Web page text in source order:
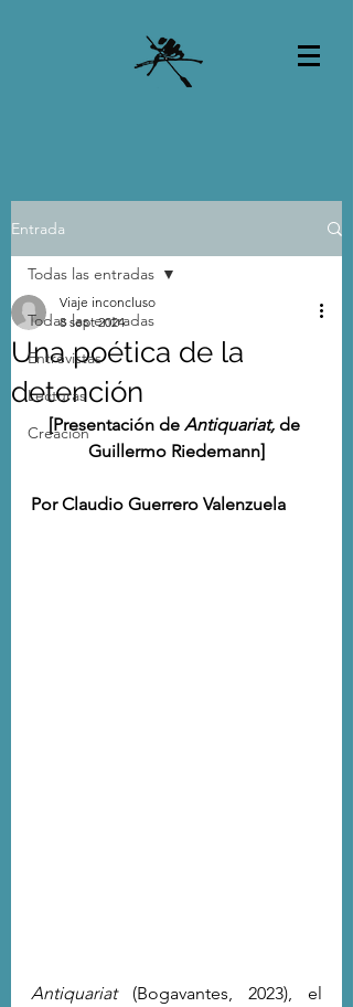
Entrada
Todas las entradas
Entrevistas
Lecturas
Creación
Todas las entradas
Una poética de la
detención
Viaje inconcluso
8 sept 2024
[Presentación de Antiquariat, de
Guillermo Riedemann]
Por Claudio Guerrero Valenzuela
Antiquariat (Bogavantes, 2023), el